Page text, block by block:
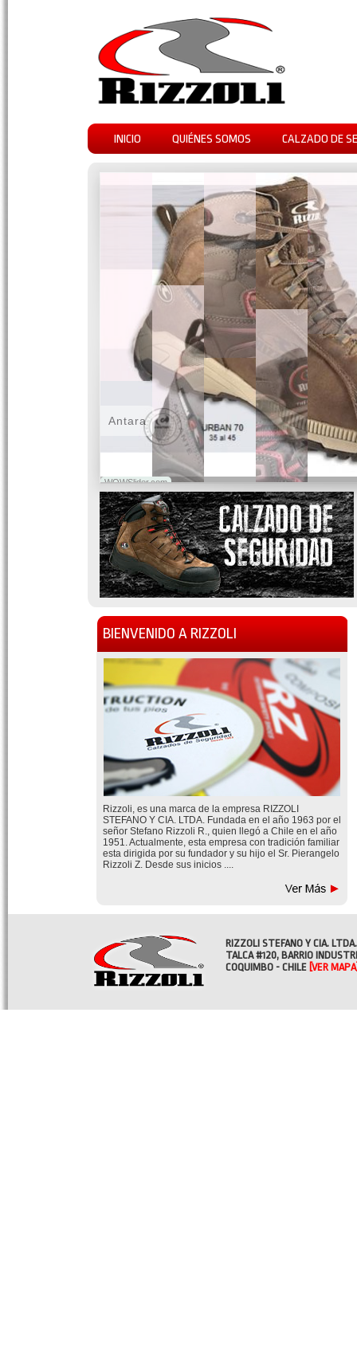
INICIO QUIÉNES SOMOS CALZADO DE
WOWSlider.com
Antara
BIENVENIDO A RIZZOLI
Rizzoli, es una marca de la empresa RIZZOLI
STEFANO Y CIA. LTDA. Fundada en el año 1963 por el
señor Stefano Rizzoli R., quien llegó a Chile en el año
1951. Actualmente, esta empresa con tradición familiar
esta dirigida por su fundador y su hijo el Sr. Pierangelo
Rizzoli Z. Desde sus inicios ....
RIZZOLI STEFANO Y CIA. LTDA.
TALCA #120, BARRIO
COQUIMBO - CHILE [VER